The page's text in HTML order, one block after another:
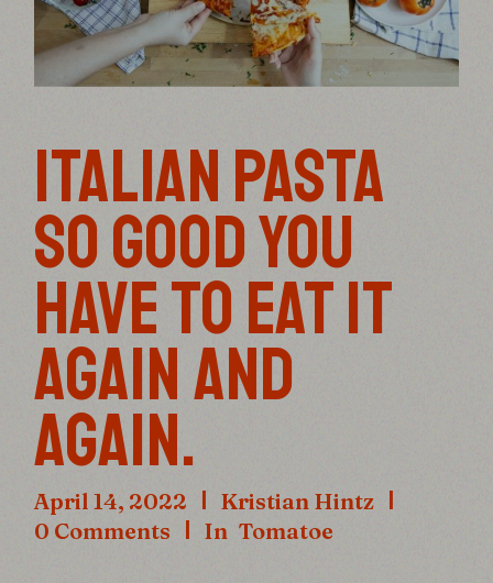
ITALIAN PASTA
SO GOOD YOU
HAVE TO EAT IT
AGAIN AND
AGAIN.
April 14, 2022
Kristian Hintz
0 Comments
In Tomatoe